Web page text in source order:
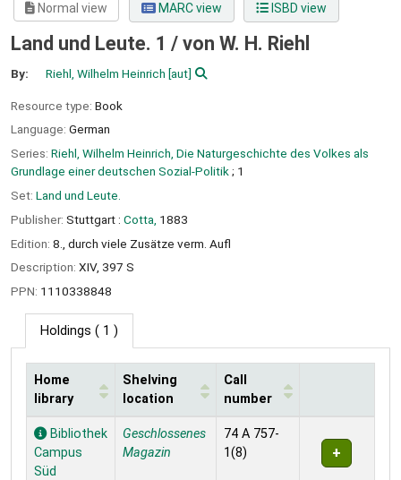
Normal view MARC view ISBD view
Land und Leute. 1 / von W. H. Riehl
By: Riehl, Wilhelm Heinrich [aut]
Resource type: Book
Language: German
Series: Riehl, Wilhelm Heinrich, Die Naturgeschichte des Volkes als
Grundlage einer deutschen Sozial-Politik ; 1
Set: Land und Leute.
Publisher: Stuttgart : Cotta, 1883
Edition: 8., durch viele Zusätze verm. Aufl
Description: XIV, 397 S
PPN: 1110338848
Holdings ( 1 )
Holdings
Home
library
Shelving
location
Call
number
Bibliothek
Campus
Süd
Geschlossenes
Magazin
74 A 757-
1(8)